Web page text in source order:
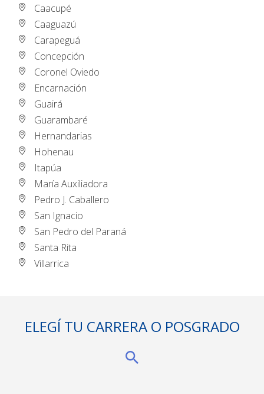
Caacupé
Caaguazú
Carapeguá
Concepción
Coronel Oviedo
Encarnación
Guairá
Guarambaré
Hernandarias
Hohenau
Itapúa
María Auxiliadora
Pedro J. Caballero
San Ignacio
San Pedro del Paraná
Santa Rita
Villarrica
ELEGÍ TU CARRERA O POSGRADO